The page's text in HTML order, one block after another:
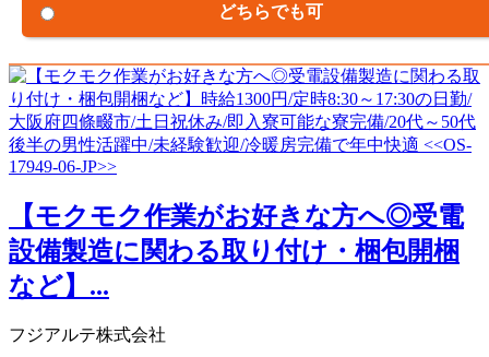
どちらでも可
【モクモク作業がお好きな方へ◎受電
設備製造に関わる取り付け・梱包開梱
など】...
フジアルテ株式会社